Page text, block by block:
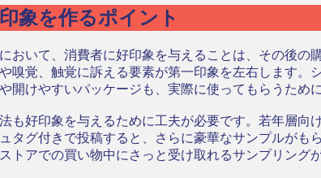
象を作るポイント
おいて、消費者に好印象を与えることは、その後
嗅覚、触覚に訴える要素が第一印象を左右します
開けやすいパッケージも、実際に使ってもらうため
も好印象を与えるために工夫が必要です。若年層
タグ付きで投稿すると、さらに豪華なサンプルが
トアでの買い物中にさっと受け取れるサンプリン